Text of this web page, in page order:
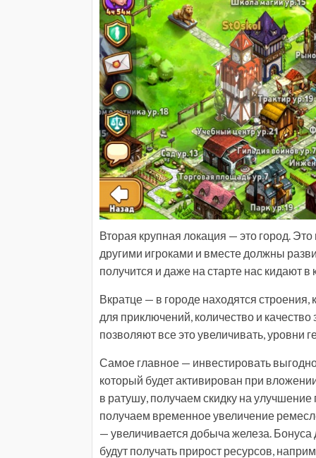
Вторая крупная локация — это город.
другими игроками и вместе должны
получится и даже на старте нас кидают в
Вкратце — в городе находятся
для приключений, количество и
позволяют все это увеличивать, уровни
Самое главное — инвестировать
который будет активирован при
в ратушу, получаем скидку на
получаем временное увеличение
— увеличивается добыча железа. Бонуса
будут получать прирост ресурсов,